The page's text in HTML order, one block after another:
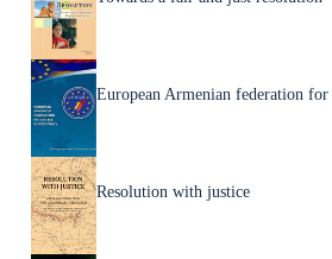
European Armenian federation
Resolution with justice